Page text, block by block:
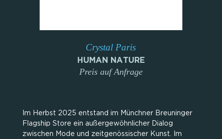
Crystal Paris
HUMAN NATURE
Preis auf Anfrage
Im Herbst 2025 entstand im Münchner Breuninger
Flagship Store ein außergewöhnlicher Dialog
zwischen Mode und zeitgenössischer Kunst. Im